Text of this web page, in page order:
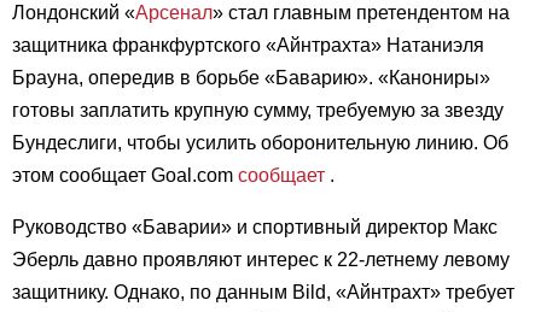
Лондонский «Арсенал» стал главным претендентом на
защитника франкфуртского «Айнтрахта» Натаниэля
Брауна, опередив в борьбе «Баварию». «Канониры»
готовы заплатить крупную сумму, требуемую за звезду
Бундеслиги, чтобы усилить оборонительную линию. Об
этом сообщает Goal.com сообщает .
Руководство «Баварии» и спортивный директор Макс
Эберль давно проявляют интерес к 22-летнему левому
защитнику. Однако, по данным Bild, «Айнтрахт» требует